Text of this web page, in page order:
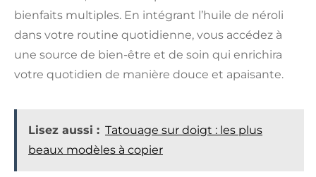
bienfaits multiples. En intégrant l’huile de néroli
dans votre routine quotidienne, vous accédez à
une source de bien-être et de soin qui enrichira
votre quotidien de manière douce et apaisante.
Lisez aussi : Tatouage sur doigt : les plus
beaux modèles à copier